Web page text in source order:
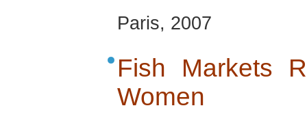
Paris, 2007
Fish Markets
Women